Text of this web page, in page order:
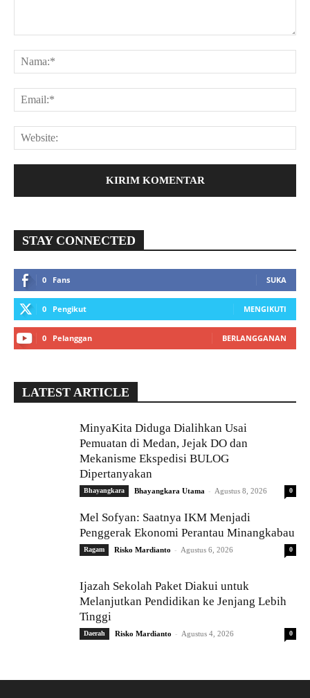
STAY CONNECTED
0 Fans SUKA
0 Pengikut MENGIKUTI
0 Pelanggan BERLANGGANAN
LATEST ARTICLE
MinyaKita Diduga Dialihkan Usai
Pemuatan di Medan, Jejak DO dan
Mekanisme Ekspedisi BULOG
Dipertanyakan
Bhayangkara Bhayangkara Utama - Agustus 8, 2026 0
Mel Sofyan: Saatnya IKM Menjadi
Penggerak Ekonomi Perantau Minangkabau
Ragam Risko Mardianto - Agustus 6, 2026 0
Ijazah Sekolah Paket Diakui untuk
Melanjutkan Pendidikan ke Jenjang Lebih
Tinggi
Daerah Risko Mardianto - Agustus 4, 2026 0